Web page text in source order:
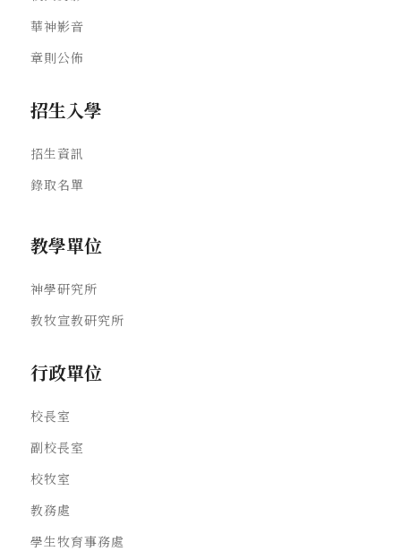
華神影音
章則公佈
招生入學
招生資訊
錄取名單
教學單位
神學研究所
教牧宣教研究所
行政單位
校長室
副校長室
校牧室
教務處
學生牧育事務處